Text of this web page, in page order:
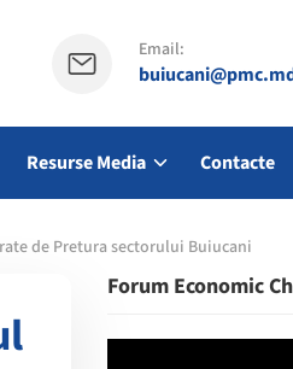
Email:
Resurse Media Contacte
de Pretura sectorului Buiucani
Forum Economic